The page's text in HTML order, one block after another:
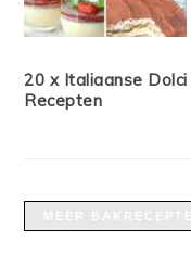
20 x Italiaanse Dolci
Recepten